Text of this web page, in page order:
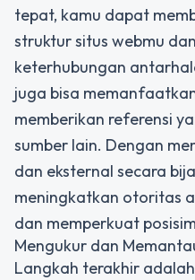
tepat, kamu dapat
struktur situs webmu
keterhubungan
juga bisa
memberikan referensi
sumber lain. Dengan
dan eksternal secara
meningkatkan otoritas
dan memperkuat
Mengukur dan
Langkah terakhir